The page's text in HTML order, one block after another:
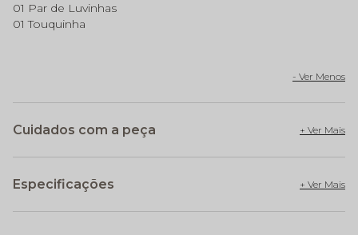
01 Par de Luvinhas
01 Touquinha
Cuidados com a peça
Especificações